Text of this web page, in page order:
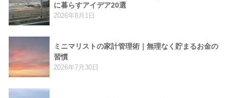
に暮らすアイデア20選
2026年8月1日
ミニマリストの家計管理術｜無理なく貯まるお金の
習慣
2026年7月30日